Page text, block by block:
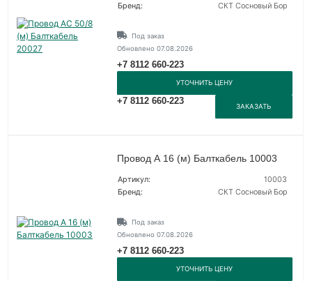
Бренд:
СКТ Сосновый Бор
Под заказ
Обновлено 07.08.2026
+7 8112 660-223
УТОЧНИТЬ ЦЕНУ
+7 8112 660-223
ЗАКАЗАТЬ
Провод А 16 (м) Балткабель 10003
Артикул:
10003
Бренд:
СКТ Сосновый Бор
Под заказ
Обновлено 07.08.2026
+7 8112 660-223
УТОЧНИТЬ ЦЕНУ